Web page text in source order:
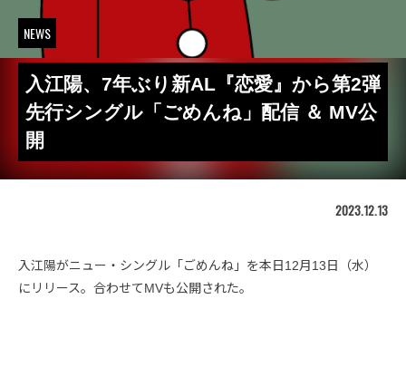
NEWS
入江陽、7年ぶり新AL『恋愛』から第2弾
先行シングル「ごめんね」配信 ＆ MV公
開
2023.12.13
入江陽がニュー・シングル「ごめんね」を本日12月13日（水）
にリリース。合わせてMVも公開された。